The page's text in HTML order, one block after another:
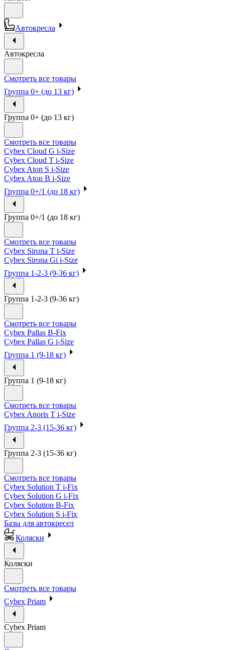
Автокресла
Автокресла
Смотреть все товары
Группа 0+ (до 13 кг)
Группа 0+ (до 13 кг)
Смотреть все товары
Cybex Cloud G i-Size
Cybex Cloud T i-Size
Cybex Aton S i-Size
Cybex Aton B i-Size
Группа 0+/1 (до 18 кг)
Группа 0+/1 (до 18 кг)
Смотреть все товары
Cybex Sirona T i-Size
Cybex Sirona Gi i-Size
Группа 1-2-3 (9-36 кг)
Группа 1-2-3 (9-36 кг)
Смотреть все товары
Cybex Pallas B-Fix
Cybex Pallas G i-Size
Группа 1 (9-18 кг)
Группа 1 (9-18 кг)
Смотреть все товары
Cybex Anoris T i-Size
Группа 2-3 (15-36 кг)
Группа 2-3 (15-36 кг)
Смотреть все товары
Cybex Solution T i-Fix
Cybex Solution G i-Fix
Cybex Solution B-Fix
Cybex Solution S i-Fix
Базы для автокресел
Коляски
Коляски
Смотреть все товары
Cybex Priam
Cybex Priam